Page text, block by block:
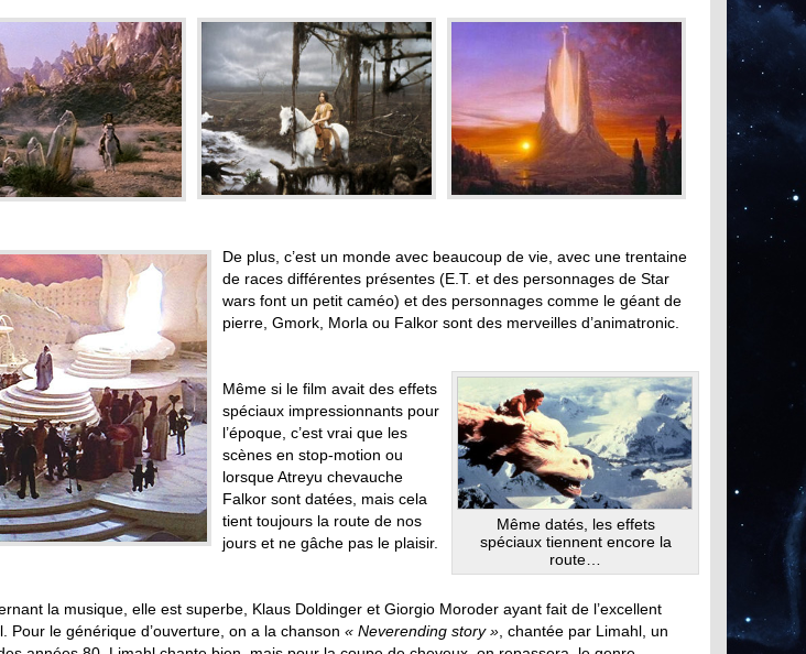
De plus, c’est un monde avec beaucoup de vie, avec une trentaine
de races différentes présentes (E.T. et des personnages de Star
wars font un petit caméo) et des personnages comme le géant de
pierre, Gmork, Morla ou Falkor sont des merveilles d’animatronic.
Même datés, les effets
spéciaux tiennent encore la
route…
Même si le film avait des effets
spéciaux impressionnants pour
l’époque, c’est vrai que les
scènes en stop-motion ou
lorsque Atreyu chevauche
Falkor sont datées, mais cela
tient toujours la route de nos
jours et ne gâche pas le plaisir.
la musique, elle est superbe, Klaus Doldinger et Giorgio Moroder ayant fait de l’excellent
Pour le générique d’ouverture, on a la chanson « Neverending story » , chantée par Limahl, un